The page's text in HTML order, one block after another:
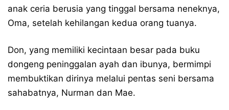
anak ceria berusia yang tinggal bersama neneknya,
Oma, setelah kehilangan kedua orang tuanya.
Don, yang memiliki kecintaan besar pada buku
dongeng peninggalan ayah dan ibunya, bermimpi
membuktikan dirinya melalui pentas seni bersama
sahabatnya, Nurman dan Mae.